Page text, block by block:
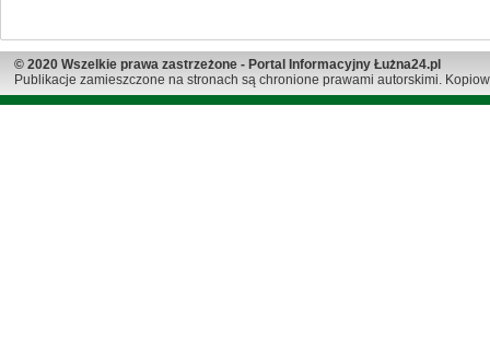
© 2020 Wszelkie prawa zastrzeżone - Portal Informacyjny Łużna24.pl
Publikacje zamieszczone na stronach są chronione prawami autorskimi.